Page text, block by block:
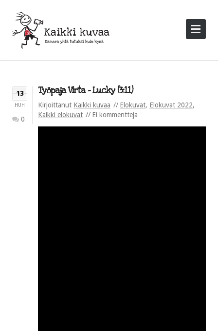
13
HUH
0
Työpaja Virta – Lucky (3:11)
Kirjoittanut Kaikki kuvaa Elokuvat, Elokuvat 2022,
Kaikki elokuvat
Ei kommentteja